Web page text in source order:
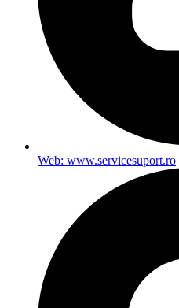
Web: www.servicesuport.ro